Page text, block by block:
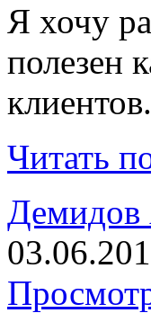
Я хочу
полезен
клиентов.
Читать
Демидов